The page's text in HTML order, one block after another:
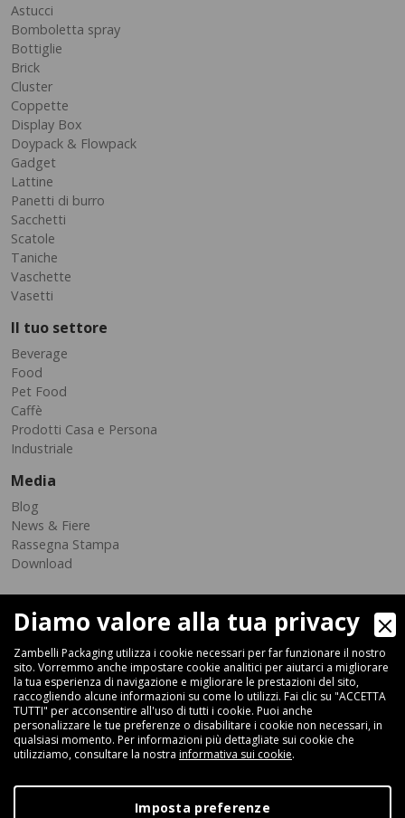
Astucci
Bomboletta spray
Bottiglie
Brick
Cluster
Coppette
Display Box
Doypack & Flowpack
Gadget
Lattine
Panetti di burro
Sacchetti
Scatole
Taniche
Vaschette
Vasetti
Il tuo settore
Beverage
Food
Pet Food
Caffè
Prodotti Casa e Persona
Industriale
Media
Blog
News & Fiere
Rassegna Stampa
Download
Via Ferrara 35-41, 40018 San Pietro In Casale (Bologna) - ITALIA
Fax +39 051 66 68 369
+39 051 66 61 782
P.IVA IT 04212281200 - REA BO-576815
Diamo valore alla tua privacy
Zambelli Packaging utilizza i cookie necessari per far funzionare il nostro
sito. Vorremmo anche impostare cookie analitici per aiutarci a migliorare
la tua esperienza di navigazione e migliorare le prestazioni del sito,
raccogliendo alcune informazioni su come lo utilizzi. Fai clic su "ACCETTA
TUTTI" per acconsentire all'uso di tutti i cookie. Puoi anche
personalizzare le tue preferenze o disabilitare i cookie non necessari, in
qualsiasi momento. Per informazioni più dettagliate sui cookie che
utilizziamo, consultare la nostra informativa sui cookie.
Imposta preferenze